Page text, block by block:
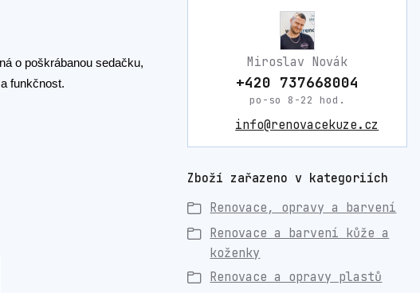
o poškrábanou sedačku,
funkčnost.
Miroslav Novák
+420 737668004
po-so 8-22 hod.
info@renovacekuze.cz
Zboží zařazeno v kategoriích
Renovace, opravy a barvení
Renovace a barvení kůže a
koženky
Renovace a opravy plastů